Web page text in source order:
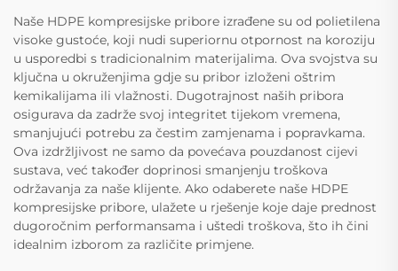
Naše HDPE kompresijske pribore izrađene su od polietilena
visoke gustoće, koji nudi superiornu otpornost na koroziju
u usporedbi s tradicionalnim materijalima. Ova svojstva su
ključna u okruženjima gdje su pribor izloženi oštrim
kemikalijama ili vlažnosti. Dugotrajnost naših pribora
osigurava da zadrže svoj integritet tijekom vremena,
smanjujući potrebu za čestim zamjenama i popravkama.
Ova izdržljivost ne samo da povećava pouzdanost cijevi
sustava, već također doprinosi smanjenju troškova
održavanja za naše klijente. Ako odaberete naše HDPE
kompresijske pribore, ulažete u rješenje koje daje prednost
dugoročnim performansama i uštedi troškova, što ih čini
idealnim izborom za različite primjene.